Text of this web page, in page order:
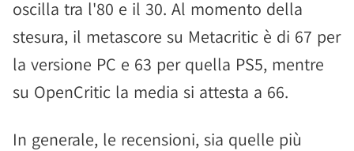
oscilla tra l'80 e il 30. Al momento della
stesura, il metascore su Metacritic è di 67 per
la versione PC e 63 per quella PS5, mentre
su OpenCritic la media si attesta a 66.
In generale, le recensioni, sia quelle più